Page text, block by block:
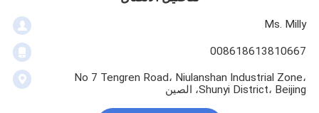
Ms. Milly
008618613810667
No 7 Tengren Road، Niulanshan Industrial Zone،
Shunyi District، Beijing، الصين